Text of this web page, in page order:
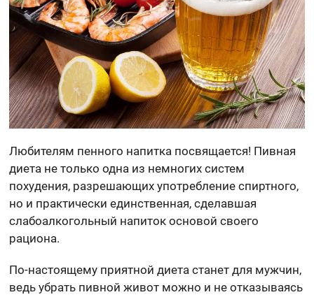
Любителям пенного напитка посвящается! Пивная
диета не только одна из немногих систем
похудения, разрешающих употребление спиртного,
но и практически единственная, сделавшая
слабоалкогольный напиток основой своего
рациона.
По-настоящему приятной диета станет для мужчин,
ведь убрать пивной живот можно и не отказываясь